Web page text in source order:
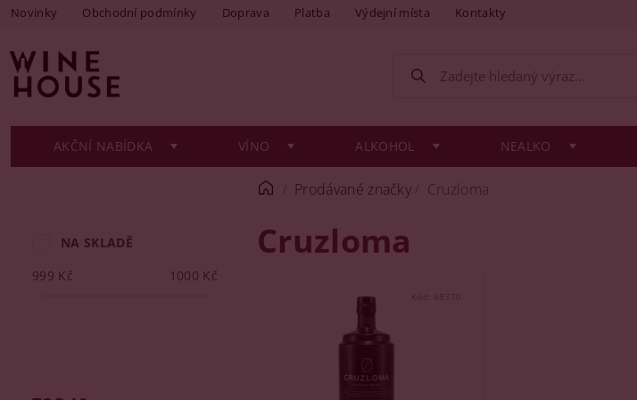
Novinky Obchodní podmínky Doprava Platba Výdejní místa Kontakty
AKČNÍ NABÍDKA VÍNO ALKOHOL NEALKO
NA SKLADĚ
999 Kč 1000 Kč
Prodávané značky Cruzloma
Cruzloma
Kód: 68370